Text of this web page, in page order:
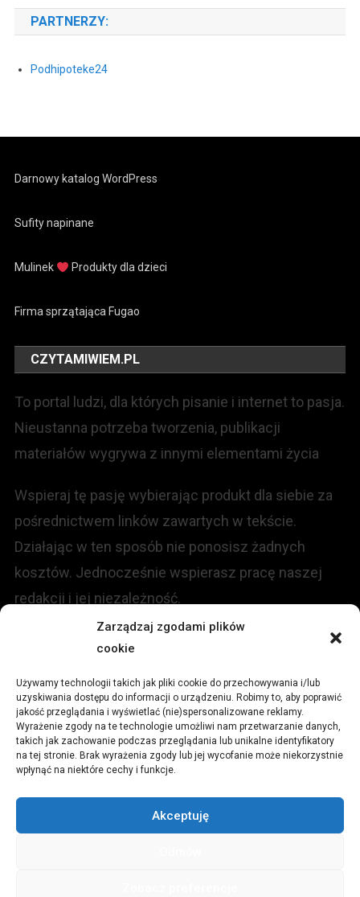
Zarządzaj zgodami plików
cookie
Używamy technologii takich jak pliki cookie do przechowywania i/lub
uzyskiwania dostępu do informacji o urządzeniu. Robimy to, aby poprawić
jakość przeglądania i wyświetlać (nie)spersonalizowane reklamy.
Wyrażenie zgody na te technologie umożliwi nam przetwarzanie danych,
takich jak zachowanie podczas przeglądania lub unikalne identyfikatory
na tej stronie. Brak wyrażenia zgody lub jej wycofanie może niekorzystnie
wpłynąć na niektóre cechy i funkcje.
Akceptuję
PARTNERZY:
Podhipoteke24
Darnowy katalog WordPress
Sufity napinane
Mulinek Produkty dla dzieci
Firma sprzątająca Fugao
CZYTAMIWIEM.PL
To portal ludzi, dla których pisanie i internet to pasja.
Nieustanna potrzeba tworzenia, publikacji
materiałów wygrywa z innymi elementami życia
Wspieraj tę pasję wybierając produkt dla siebie za
pośrednictwem linków zawartych w tekście.
Działając w ten sposób nie ponosisz żadnych
kosztów. Jednocześnie wspierasz pracę naszej
redakcji i jej niezależność.
Redakcja portalu:
ul.Stara 13, 42-600 Tarnowskie Góry
TEL:+48 509 547 822
redakcja@czytamiwiem.pl